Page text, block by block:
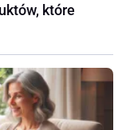
które